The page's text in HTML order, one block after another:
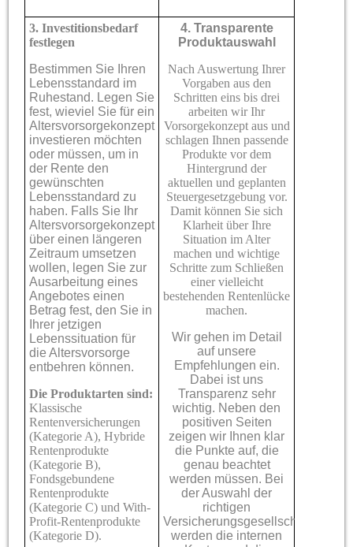
3. Investitionsbedarf
festlegen
Bestimmen Sie Ihren
Lebensstandard im
Ruhestand. Legen Sie
fest, wieviel Sie für ein
Altersvorsorgekonzept
investieren möchten
oder müssen, um in
der Rente den
gewünschten
Lebensstandard zu
haben. Falls Sie Ihr
Altersvorsorgekonzept
über einen längeren
Zeitraum umsetzen
wollen, legen Sie zur
Ausarbeitung eines
Angebotes einen
Betrag fest, den Sie in
Ihrer jetzigen
Lebenssituation für
die Altersvorsorge
entbehren können.
Die Produktarten sind:
Klassische
Rentenversicherungen
(Kategorie A), Hybride
Rentenprodukte
(Kategorie B),
Fondsgebundene
Rentenprodukte
(Kategorie C) und With-
Profit-Rentenprodukte
(Kategorie D).
4. Transparente
Produktauswahl
Nach Auswertung Ihrer
Vorgaben aus den
Schritten eins bis drei
arbeiten wir Ihr
Vorsorgekonzept aus und
schlagen Ihnen passende
Produkte vor dem
Hintergrund der
aktuellen und geplanten
Steuergesetzgebung vor.
Damit können Sie sich
Klarheit über Ihre
Situation im Alter
machen und wichtige
Schritte zum Schließen
einer vielleicht
bestehenden Rentenlücke
machen.
Wir gehen im Detail
auf unsere
Empfehlungen ein.
Dabei ist uns
Transparenz sehr
wichtig. Neben den
positiven Seiten
zeigen wir Ihnen klar
die Punkte auf, die
genau beachtet
werden müssen. Bei
der Auswahl der
richtigen
Versicherungsgesellschaft
werden die internen